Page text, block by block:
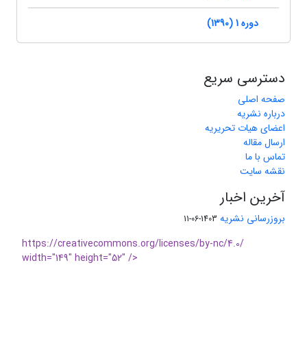
دوره 1 (1390)
دسترسی سریع
صفحه اصلی
درباره نشریه
اعضای هیات تحریریه
ارسال مقاله
تماس با ما
نقشه سایت
آخرین اخبار
بروزرسانی نشریه 1403-06-11
https://creativecommons.org/licenses/by-nc/4.0/
width="149" height="52" />